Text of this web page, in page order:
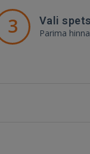
3 Vali
Parima